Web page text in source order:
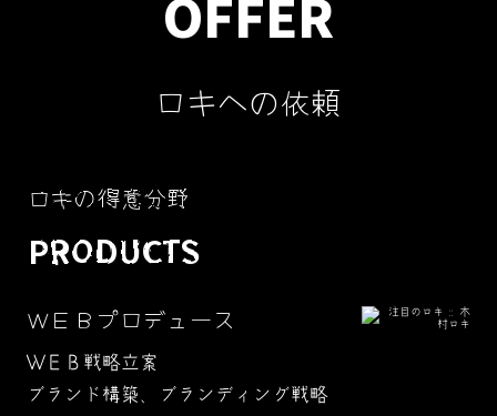
ロキへの依頼
ロキの得意分野
PRODUCTS
ＷＥＢプロデュース
ＷＥＢ戦略立案
ブランド構築、ブランディング戦略